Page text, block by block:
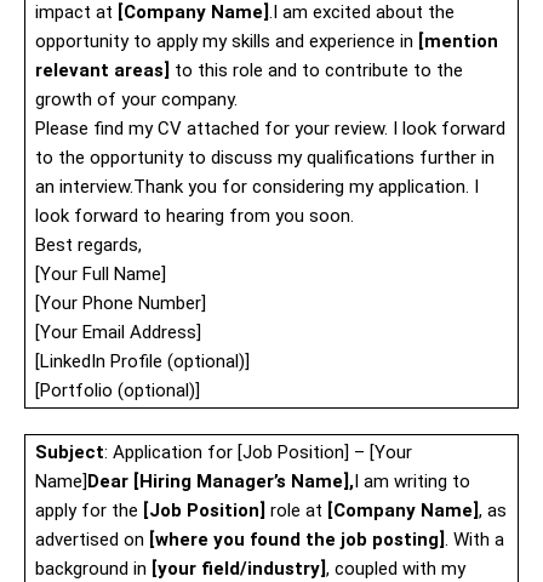
impact at [Company Name].I am excited about the
opportunity to apply my skills and experience in [mention
relevant areas] to this role and to contribute to the
growth of your company.
Please find my CV attached for your review. I look forward
to the opportunity to discuss my qualifications further in
an interview.Thank you for considering my application. I
look forward to hearing from you soon.
Best regards,
[Your Full Name]
[Your Phone Number]
[Your Email Address]
[LinkedIn Profile (optional)]
[Portfolio (optional)]
Subject: Application for [Job Position] – [Your
Name]Dear [Hiring Manager’s Name],I am writing to
apply for the [Job Position] role at [Company Name], as
advertised on [where you found the job posting]. With a
background in [your field/industry], coupled with my